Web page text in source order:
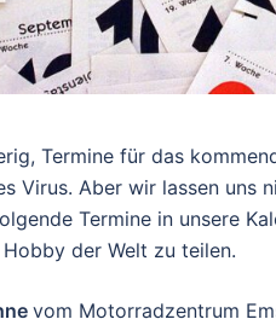
Termine für das
Virus. Aber wir lassen uns
Termine in unsere
der Welt zu teilen.
vom Motorradzentrum